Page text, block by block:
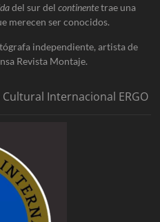
del sur delcontinentetrae una
merecen ser conocidos.
independiente, artista de
Revista Montaje.
Internacional ERGO